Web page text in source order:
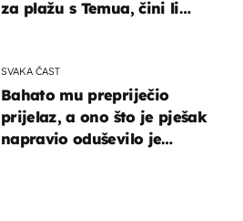
za plažu s Temua, čini li
SVAKA ČAST
Bahato mu prepriječio
prijelaz, a ono što je pješak
napravio oduševilo je